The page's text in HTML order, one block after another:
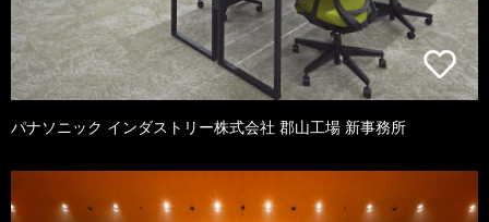
パナソニック インダストリー株式会社 郡山工場 新事務所